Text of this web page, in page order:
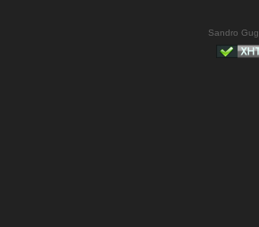
Sandro